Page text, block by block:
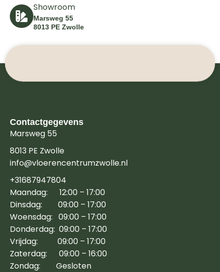
Showroom
Marsweg 55
8013 PE Zwolle
Contactgegevens
Marsweg 55
8013 PE Zwolle
info@vloerencentrumzwolle.nl
+31687947804
Maandag: 12:00 – 17:00
Dinsdag: 09:00 – 17:00
Woensdag: 09:00 – 17:00
Donderdag: 09:00 – 17:00
Vrijdag: 09:00 – 17:00
Zaterdag: 09:00 – 16:00
Zondag: Gesloten